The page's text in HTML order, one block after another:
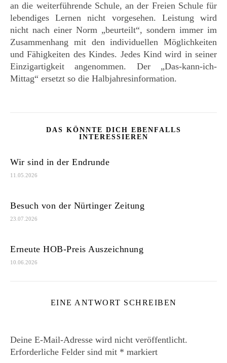
an die weiterführende Schule, an der Freien Schule für
lebendiges Lernen nicht vorgesehen. Leistung wird
nicht nach einer Norm „beurteilt“, sondern immer im
Zusammenhang mit den individuellen Möglichkeiten
und Fähigkeiten des Kindes. Jedes Kind wird in seiner
Einzigartigkeit angenommen. Der „Das-kann-ich-
Mittag“ ersetzt so die Halbjahresinformation.
DAS KÖNNTE DICH EBENFALLS
INTERESSIEREN
Wir sind in der Endrunde
11.05.2026
Besuch von der Nürtinger Zeitung
23.07.2026
Erneute HOB-Preis Auszeichnung
10.06.2026
EINE ANTWORT SCHREIBEN
Deine E-Mail-Adresse wird nicht veröffentlicht.
Erforderliche Felder sind mit * markiert